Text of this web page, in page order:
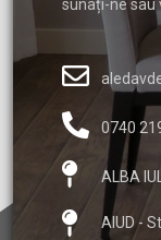
sunați-ne sau
0740
ALBA
AIUD -